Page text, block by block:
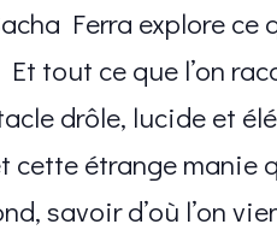
Ferra explore ce
Et tout ce que l’on
drôle, lucide et
étrange manie
savoir d’où l’on